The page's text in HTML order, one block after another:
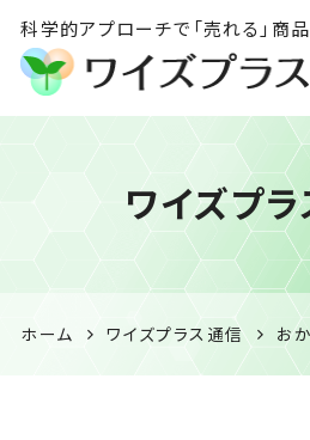
科学的アプローチで「売れる」商
ワイズプラス｜
品開発・
品表示の専門コ
ワイズプ
ホーム ワイズプラス通信 お